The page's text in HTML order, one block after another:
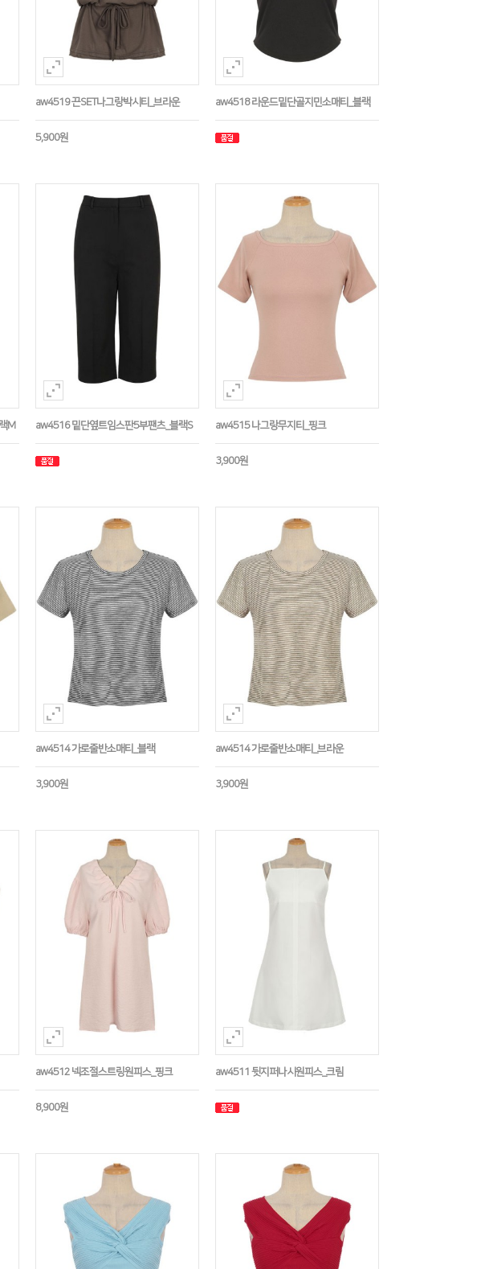
aw4519 끈SET나그랑박시티_브라운
5,900원
aw4518 라운드밑단골지민소매티_블랙
M aw4516 밑단옆트임스판5부팬츠_블랙S aw4515 나그랑무지티_핑크
3,900원
aw4514 가로줄반소매티_블랙
3,900원
aw4514 가로줄반소매티_브라운
3,900원
aw4512 넥조절스트링원피스_핑크
8,900원
aw4511 뒷지퍼나시원피스_크림